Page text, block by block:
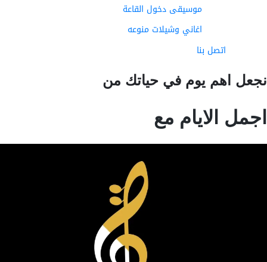
موسيقى دخول القاعة
اغاني وشيلات منوعه
اتصل بنا
اهم يوم في حياتك من
الايام مع